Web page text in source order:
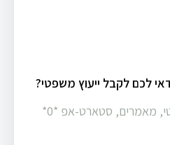
לכם לקבל ייעוץ משפטי?
, מאמרים, סטארט-אפ
‏*0*